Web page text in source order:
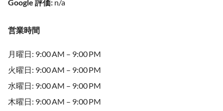
Google 評価: n/a
営業時間
月曜日: 9:00 AM – 9:00 PM
火曜日: 9:00 AM – 9:00 PM
水曜日: 9:00 AM – 9:00 PM
木曜日: 9:00 AM – 9:00 PM